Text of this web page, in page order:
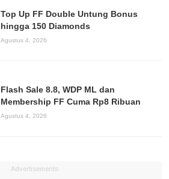
Top Up FF Double Untung Bonus
hingga 150 Diamonds
Agustus 4, 2026
Flash Sale 8.8, WDP ML dan
Membership FF Cuma Rp8 Ribuan
Agustus 4, 2026
Advertisements